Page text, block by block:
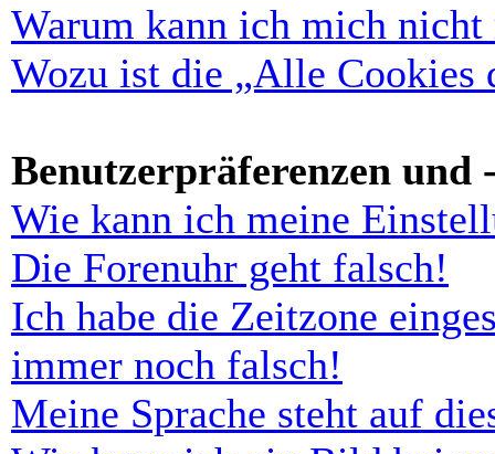
Warum kann ich mich nicht
Wozu ist die „Alle Cookies
Benutzerpräferenzen und
Wie kann ich meine
Die Forenuhr geht falsch!
Ich habe die Zeitzone
immer noch falsch!
Meine Sprache steht auf